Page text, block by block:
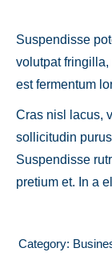
Suspendisse
volutpat
est fermentum
Cras nisl lacus,
sollicitudin
Suspendisse
pretium et. In a
Category: